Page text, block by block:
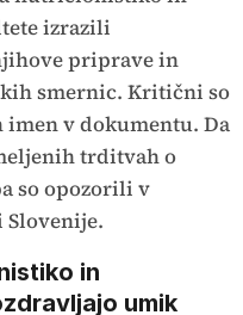
izrazili
priprave in
smernic. Kritični so
v dokumentu. Da
trditvah o
so opozorili v
in
umik